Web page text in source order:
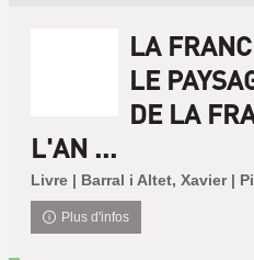
LA
LE
DE LA
L'AN ...
Livre | Barral i Altet, Xavier |
Plus d'infos